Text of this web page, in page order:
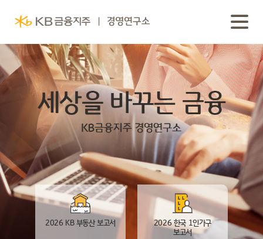
2026 KB 부동산 보고서
2026 한국 1인가구
보고서